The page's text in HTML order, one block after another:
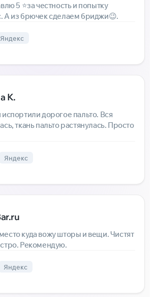
5 ⭐за честность и попытку
А из брючек сделаем бриджи😉.
Яндекс
К.
дорогое пальто. Вся
ткань пальто растянулась. Просто
Яндекс
куда вожу шторы и вещи. Чистят
Рекомендую.
Яндекс